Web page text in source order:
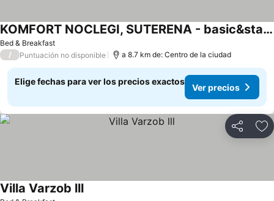
Bed & Breakfast
KOMFORT NOCLEGI, SUTERENA - basic&standard rooms
Ver precios
/ Puntuación no disponible a 8.7 km de: Centro de la ciudad
Elige fechas para ver los precios exactos
Ver precios
Compartir
Villa Varzob lllVer precios